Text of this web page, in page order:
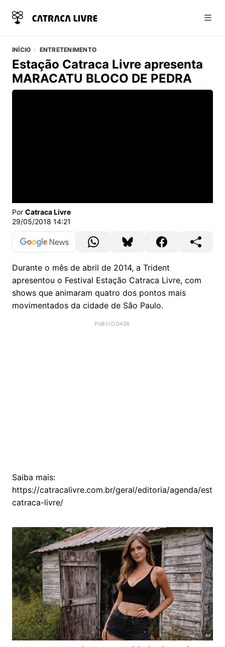
INÍCIO ENTRETENIMENTO
Estação Catraca Livre apresenta
MARACATU BLOCO DE PEDRA
Vídeo do artigo
Por Catraca Livre
29/05/2018 14:21
Durante o mês de abril de 2014, a Trident
apresentou o Festival Estação Catraca Livre, com
shows que animaram quatro dos pontos mais
movimentados da cidade de São Paulo.
Saiba mais:
https://catracalivre.com.br/geral/editoria/agenda/
catraca-livre/